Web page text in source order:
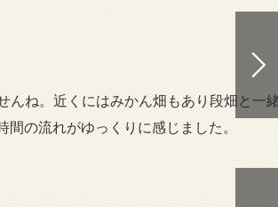
ね。近くにはみかん畑もあり段畑と一
の流れがゆっくりに感じました。